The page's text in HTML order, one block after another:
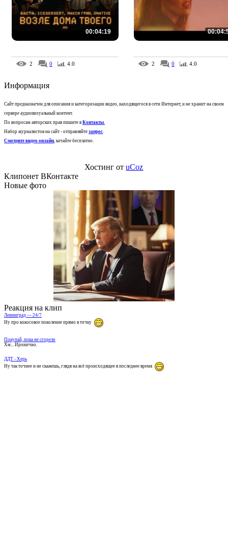
00:04:19
2 0 4.0 2 0 4.0
Информация
Сайт предназначен для описания и категоризации видео, находящегося в сети Интернет, и не хранит на своем
сервере аудиовизуальный контент.
По вопросам авторских прав пишите в Контакты.
Набор журналистов на сайт - отправляйте запрос.
Смотрите видео онлайн, качайте бесплатно.
Хостинг отuCoz
Клипонет ВКонтакте
Новые фото
Реакция на клип
Ленинград — 24/7
Ну про кокосовое поколение прямо в точку
Покупай, пока не сгорело
Хм... Иронично.
ДДТ - Херь
Ну так точнее и не скажешь, глядя на всё происходящее в последнее время